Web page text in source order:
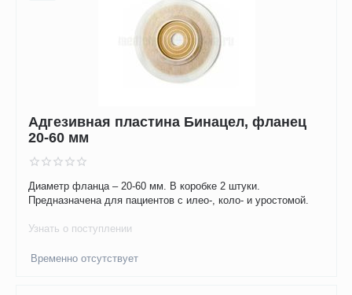
Адгезивная пластина Бинацел, фланец
20-60 мм
Диаметр фланца – 20-60 мм. В коробке 2 штуки.
Предназначена для пациентов с илео-, коло- и уростомой.
Узнать о поступлении
Временно отсутствует